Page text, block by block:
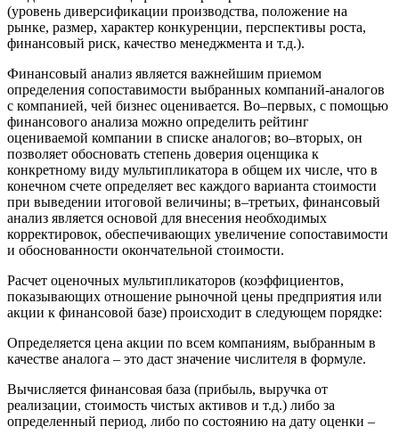
(уровень диверсификации производства, положение на
рынке, размер, характер конкуренции, перспективы роста,
финансовый риск, качество менеджмента и т.д.).
Финансовый анализ является важнейшим приемом
определения сопоставимости выбранных компаний-аналогов
с компанией, чей бизнес оценивается. Во–первых, с помощью
финансового анализа можно определить рейтинг
оцениваемой компании в списке аналогов; во–вторых, он
позволяет обосновать степень доверия оценщика к
конкретному виду мультипликатора в общем их числе, что в
конечном счете определяет вес каждого варианта стоимости
при выведении итоговой величины; в–третьих, финансовый
анализ является основой для внесения необходимых
корректировок, обеспечивающих увеличение сопоставимости
и обоснованности окончательной стоимости.
Расчет оценочных мультипликаторов (коэффициентов,
показывающих отношение рыночной цены предприятия или
акции к финансовой базе) происходит в следующем порядке:
Определяется цена акции по всем компаниям, выбранным в
качестве аналога – это даст значение числителя в формуле.
Вычисляется финансовая база (прибыль, выручка от
реализации, стоимость чистых активов и т.д.) либо за
определенный период, либо по состоянию на дату оценки –